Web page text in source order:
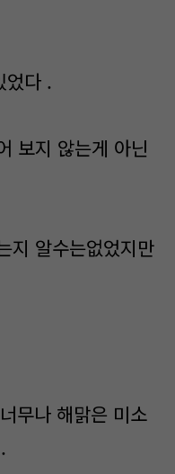
었다 .
보지 않는게 아닌
지 알수는없었지만
무나 해맑은 미소